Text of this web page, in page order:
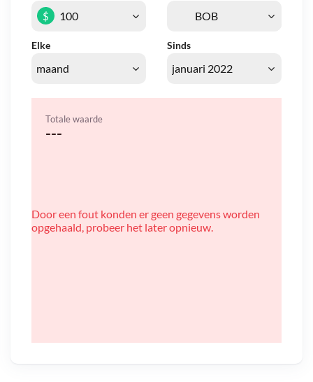
Elke Sinds
$
Totale waarde
---
Door een fout konden er geen gegevens worden
opgehaald, probeer het later opnieuw.